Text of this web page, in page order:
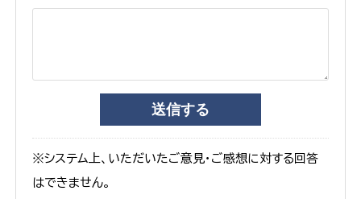
※システム上、いただいたご意見・ご感想に対する回答
はできません。